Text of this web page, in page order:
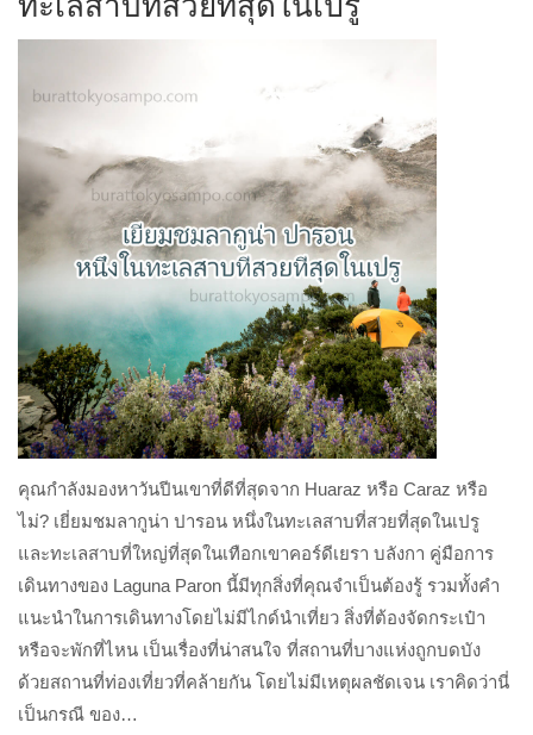
คุณกำลังมองหาวันปีนเขาที่ดีที่สุดจาก Huaraz หรือ Caraz หรือ
ไม่? เยี่ยมชมลากูน่า ปารอน หนึ่งในทะเลสาบที่สวยที่สุดในเปรู
และทะเลสาบที่ใหญ่ที่สุดในเทือกเขาคอร์ดีเยรา บลังกา คู่มือการ
เดินทางของ Laguna Paron นี้มีทุกสิ่งที่คุณจำเป็นต้องรู้ รวมทั้งคำ
แนะนำในการเดินทางโดยไม่มีไกด์นำเที่ยว สิ่งที่ต้องจัดกระเป๋า
หรือจะพักที่ไหน เป็นเรื่องที่น่าสนใจ ที่สถานที่บางแห่งถูกบดบัง
ด้วยสถานที่ท่องเที่ยวที่คล้ายกัน โดยไม่มีเหตุผลชัดเจน เราคิดว่านี่
เป็นกรณี ของ…